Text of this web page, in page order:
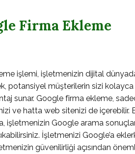
Firma Ekleme
işlemi, işletmenizin dijital
potansiyel müşterilerin sizi
sunar. Google firma ekleme,
ve hatta web sitenizi de
işletmenizin Google arama
İşletmenizi Google’a
güvenilirliği açısından